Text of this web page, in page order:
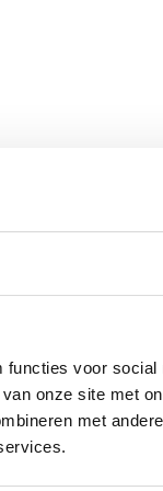
voor social
onze site met
met